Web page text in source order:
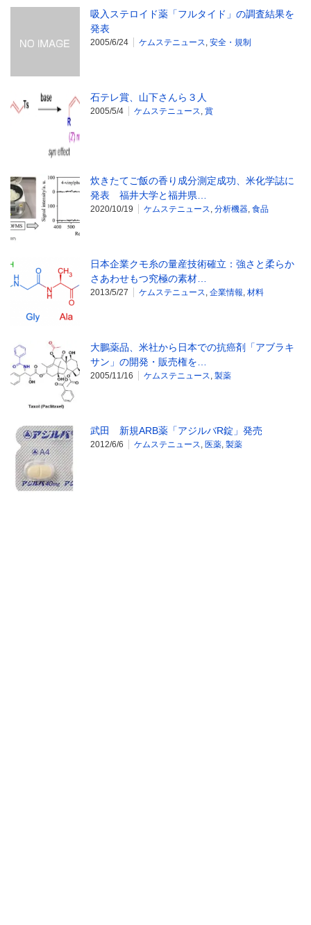
吸入ステロイド薬「フルタイド」の調査結果を
発表
2005/6/24 ケムステニュース, 安全・規制
石テレ賞、山下さんら３人
2005/5/4 ケムステニュース, 賞
炊きたてご飯の香り成分測定成功、米化学誌に
発表 福井大学と福井県…
2020/10/19 ケムステニュース, 分析機器, 食品
日本企業クモ糸の量産技術確立：強さと柔らか
さあわせもつ究極の素材…
2013/5/27 ケムステニュース, 企業情報, 材料
大鵬薬品、米社から日本での抗癌剤「アブラキ
サン」の開発・販売権を…
2005/11/16 ケムステニュース, 製薬
武田 新規ARB薬「アジルバR錠」発売
2012/6/6 ケムステニュース, 医薬, 製薬